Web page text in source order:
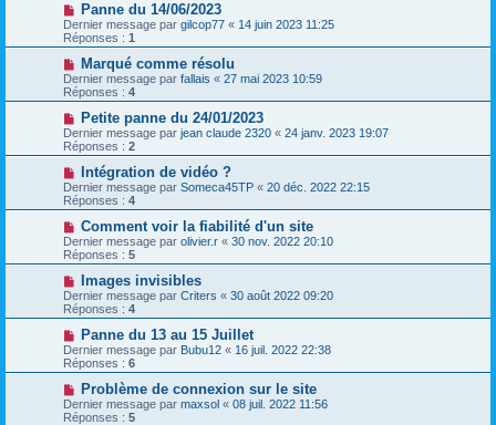
Panne du 14/06/2023
Dernier message par gilcop77 « 14 juin 2023 11:25
Réponses : 1
Marqué comme résolu
Dernier message par fallais « 27 mai 2023 10:59
Réponses : 4
Petite panne du 24/01/2023
Dernier message par jean claude 2320 « 24 janv. 2023 19:07
Réponses : 2
Intégration de vidéo ?
Dernier message par Someca45TP « 20 déc. 2022 22:15
Réponses : 4
Comment voir la fiabilité d'un site
Dernier message par olivier.r « 30 nov. 2022 20:10
Réponses : 5
Images invisibles
Dernier message par Criters « 30 août 2022 09:20
Réponses : 4
Panne du 13 au 15 Juillet
Dernier message par Bubu12 « 16 juil. 2022 22:38
Réponses : 6
Problème de connexion sur le site
Dernier message par maxsol « 08 juil. 2022 11:56
Réponses : 5